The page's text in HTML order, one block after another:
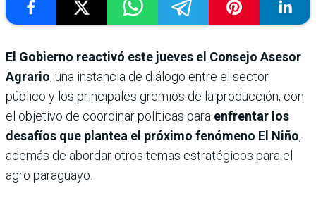
El Gobierno reactivó este jueves el Consejo Asesor
Agrario, una instancia de diálogo entre el sector
público y los principales gremios de la producción, con
el objetivo de coordinar políticas para enfrentar los
desafíos que plantea el próximo fenómeno El Niño,
además de abordar otros temas estratégicos para el
agro paraguayo.